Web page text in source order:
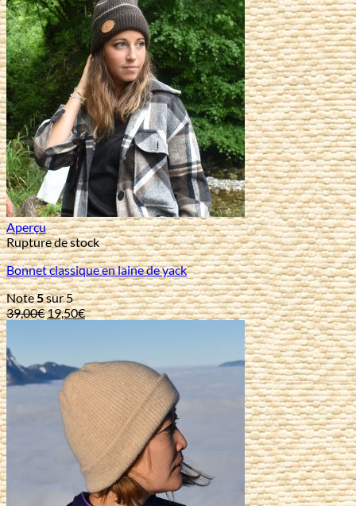
Aperçu
Rupture de stock
Bonnet classique en laine de yack
Note5sur 5
39,00€Le
39,00€.
19,50€Le
19,50€.